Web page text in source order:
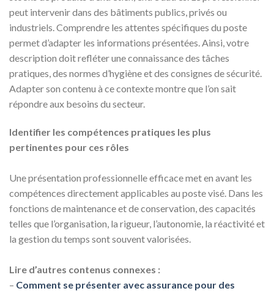
peut intervenir dans des bâtiments publics, privés ou
industriels. Comprendre les attentes spécifiques du poste
permet d’adapter les informations présentées. Ainsi, votre
description doit refléter une connaissance des tâches
pratiques, des normes d’hygiène et des consignes de sécurité.
Adapter son contenu à ce contexte montre que l’on sait
répondre aux besoins du secteur.
Identifier les compétences pratiques les plus
pertinentes pour ces rôles
Une présentation professionnelle efficace met en avant les
compétences directement applicables au poste visé. Dans les
fonctions de maintenance et de conservation, des capacités
telles que l’organisation, la rigueur, l’autonomie, la réactivité et
la gestion du temps sont souvent valorisées.
Lire d’autres contenus connexes :
– Comment se présenter avec assurance pour des